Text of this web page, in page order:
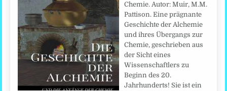
Chemie. Autor: Muir, M.M.
Pattison. Eine prägnante
Geschichte der Alchemie
und ihres Übergangs zur
Chemie, geschrieben aus
der Sicht eines
Wissenschaftlers zu
Beginn des 20.
Jahrhunderts! Sie ist ein